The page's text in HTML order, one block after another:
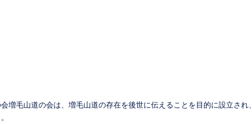
増毛山道の会は、増毛山道の存在を後世に伝えることを目的に設立され、